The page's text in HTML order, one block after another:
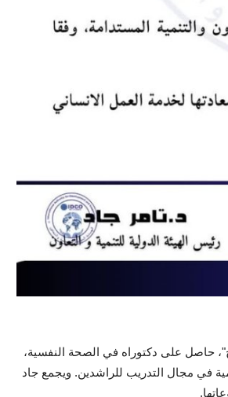
حاصل على دكتوراه في الصحة النفسية،
في مجال التدريب للراشدين. ويجمع جاد